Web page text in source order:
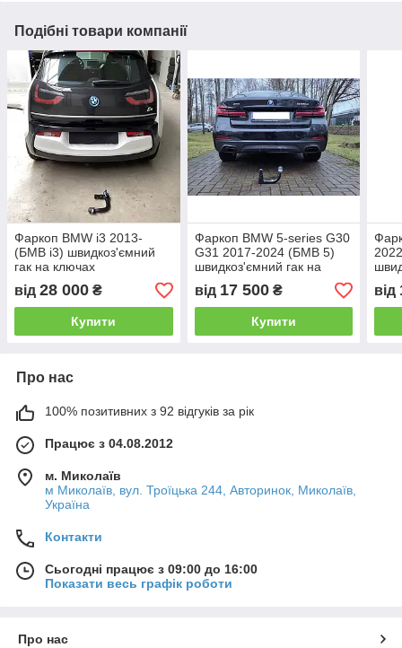
Подібні товари компанії
Фаркоп BMW i3 2013-
(БМВ i3) швидкоз'ємний
гак на ключах
від 28 000 ₴
Купити
Фаркоп BMW 5-series G30
G31 2017-2024 (БМВ 5)
швидкоз'ємний гак на
ключах
від 17 500₴
Купити
від
Про нас
100% позитивних з 92 відгуків за рік
Працює з 04.08.2012
м. Миколаїв
м Миколаїв, вул. Троїцька 244, Авторинок, Миколаїв,
Україна
Контакти
Сьогодні працює з 09:00 до 16:00
Показати весь графік роботи
Про нас